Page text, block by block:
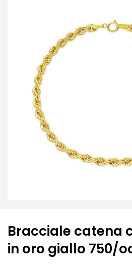
Bracciale catena
in oro giallo 750/